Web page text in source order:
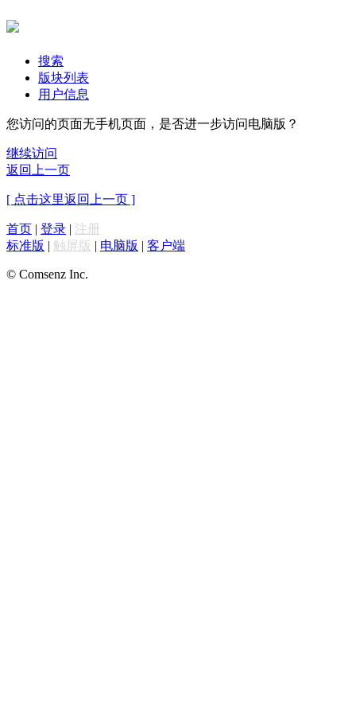
搜索
版块列表
用户信息
您访问的页面无手机页面，是否进一步访问电脑版？
继续访问
返回上一页
[ 点击这里返回上一页 ]
首页 | 登录 | 注册
标准版 | 触屏版 | 电脑版 | 客户端
© Comsenz Inc.